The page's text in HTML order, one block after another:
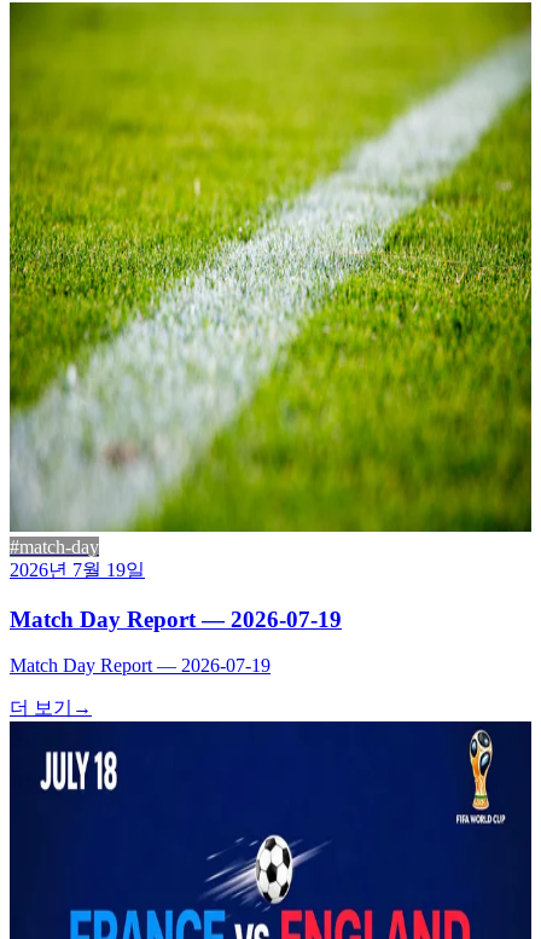
#match-day
2026년 7월 19일
Match Day Report — 2026-07-19
Match Day Report — 2026-07-19
더 보기 →